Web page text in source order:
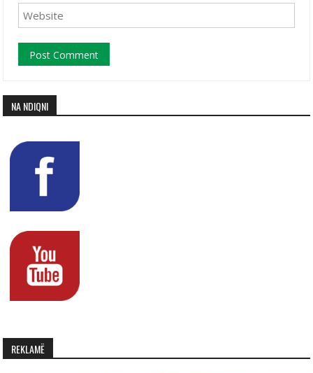
NA NDIQNI
REKLAMË